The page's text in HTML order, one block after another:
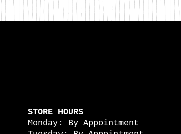
STORE HOURS
Monday: By Appointment